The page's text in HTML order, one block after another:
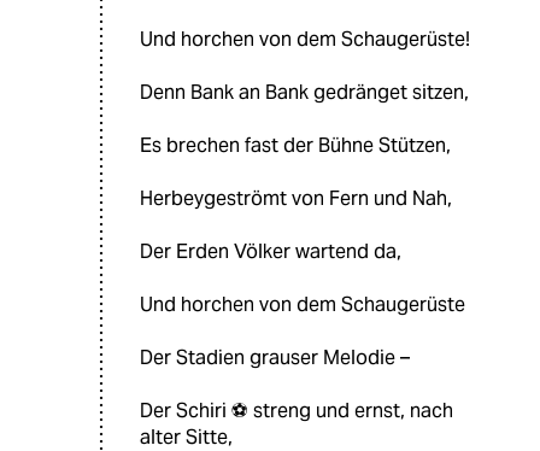
Und horchen von dem Schaugerüste!
Denn Bank an Bank gedränget sitzen,
Es brechen fast der Bühne Stützen,
Herbeygeströmt von Fern und Nah,
Der Erden Völker wartend da,
Und horchen von dem Schaugerüste
Der Stadien grauser Melodie –
Der Schiri ⚽️ streng und ernst, nach
alter Sitte,